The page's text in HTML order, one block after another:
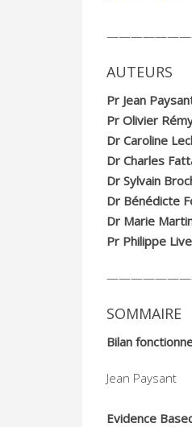
AUTEURS
Pr Jean
Pr Olivier
Dr Caroline
Dr Charles
Dr Sylvain
Dr Bénédicte
Dr Marie
Pr Philippe
SOMMAIRE
Bilan
Jean Paysant
Evidence